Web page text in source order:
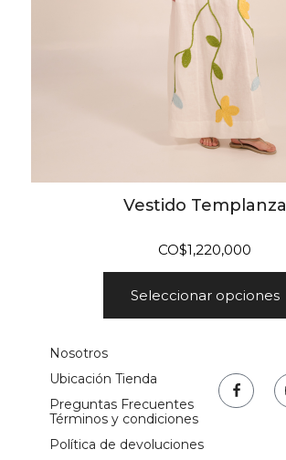
Vestido Templanza
CO$1,220,000
Seleccionar opciones
Nosotros
Ubicación Tienda
Preguntas Frecuentes
Términos y condiciones
Política de devoluciones